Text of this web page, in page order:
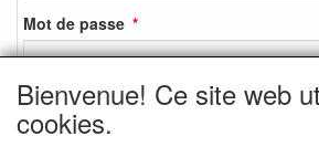
Mot de passe
Bienvenue! Ce site web
cookies.